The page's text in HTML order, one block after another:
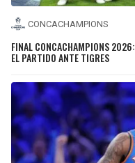
CONCACHAMPIONS
FINAL CONCACHAMPIONS
EL PARTIDO ANTE TIGRES